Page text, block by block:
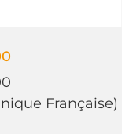
Française)